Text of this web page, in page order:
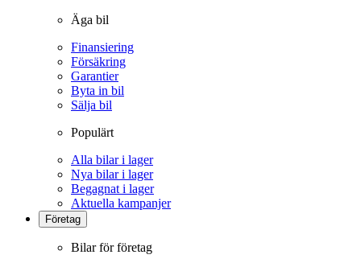
Äga bil
Finansiering
Försäkring
Garantier
Byta in bil
Sälja bil
Populärt
Alla bilar i lager
Nya bilar i lager
Begagnat i lager
Aktuella kampanjer
Företag
Bilar för företag